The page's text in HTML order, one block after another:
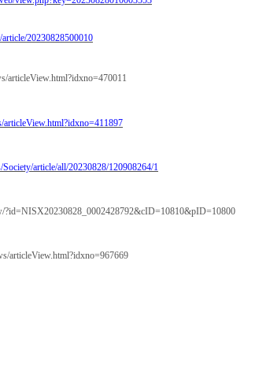
20230828500010
articleView.html?idxno=470011
article/all/20230828/120908264/1
?id=NISX20230828_0002428792&cID=10810&pID=10800
articleView.html?idxno=967669